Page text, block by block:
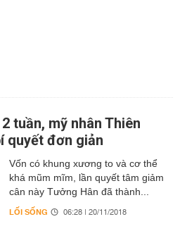
tuần, mỹ nhân Thiên
quyết đơn giản
Vốn có khung xương to và cơ thể
khá mũm mĩm, lần quyết tâm giảm
cân này Tưởng Hân đã thành...
LỐI SỐNG 06:28 | 20/11/2018